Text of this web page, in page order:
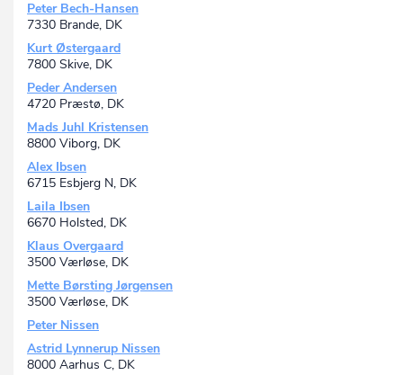
Peter Bech-Hansen
7330 Brande, DK
Kurt Østergaard
7800 Skive, DK
Peder Andersen
4720 Præstø, DK
Mads Juhl Kristensen
8800 Viborg, DK
Alex Ibsen
6715 Esbjerg N, DK
Laila Ibsen
6670 Holsted, DK
Klaus Overgaard
3500 Værløse, DK
Mette Børsting Jørgensen
3500 Værløse, DK
Peter Nissen
Astrid Lynnerup Nissen
8000 Aarhus C, DK